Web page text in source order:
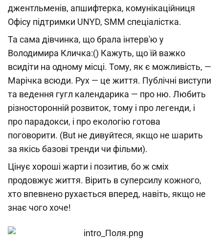
джентльменів, апшифтерка, комунікаційниця
Офісу підтримки UNYD, SMM спеціалістка.
Та сама дівчинка, що брала інтерв'ю у
Володимира Кличка:() Кажуть, що їй важко
всидіти на одному місці. Тому, як є можливість, —
Марічка всюди. Рух — це життя. Публічні виступи
та ведення гугл календарика — про ню. Любить
різносторонній розвиток, тому і про легенди, і
про парадокси, і про екологію готова
поговорити. (But не дивуйтеся, якщо не шарить
за якісь базові тренди чи фільми).
Цінує хороші жарти і позитив, бо ж сміх
продовжує життя. Вірить в суперсилу кожного,
хто впевнено рухається вперед, навіть, якщо не
знає чого хоче!